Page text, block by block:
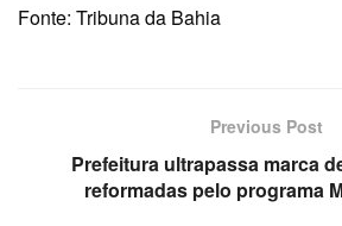
Fonte: Tribuna da Bahia
Previous Post
Prefeitura ultrapassa marca
reformadas pelo programa